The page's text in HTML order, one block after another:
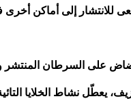
للانتشار إلى أماكن
يعطّل نشاط الخلايا